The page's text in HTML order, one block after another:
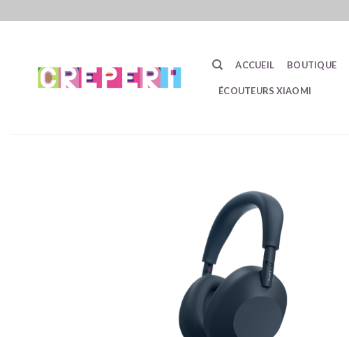
ACCUEIL BOUTIQUE
ÉCOUTEURS XIAOMI